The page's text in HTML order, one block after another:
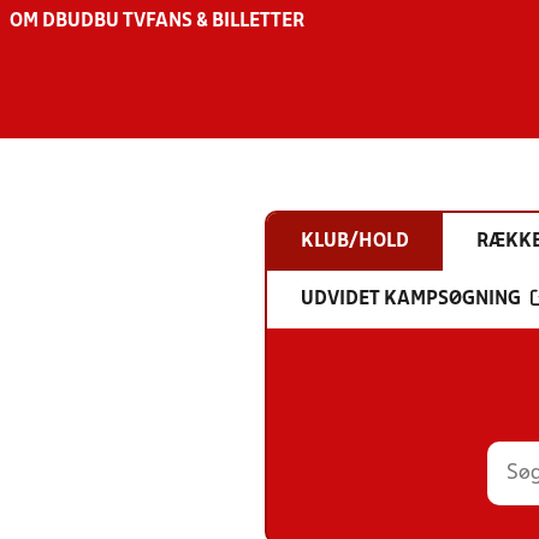
OM DBU DBU TV FANS & BILLETTER
KLUB/HOLD
UDVIDET KAMPSØGNING